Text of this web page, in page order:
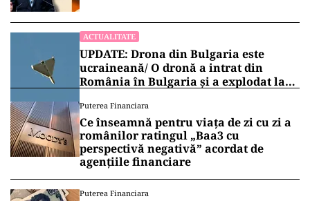
ACTUALITATE
UPDATE: Drona din Bulgaria este
ucraineană/ O dronă a intrat din
România în Bulgaria şi a explodat la
Puterea Financiara
Ce înseamnă pentru viața de zi cu zi a
românilor ratingul „Baa3 cu
perspectivă negativă” acordat de
agențiile financiare
Puterea Financiara